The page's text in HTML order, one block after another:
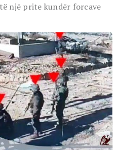
një prite kundër forcave